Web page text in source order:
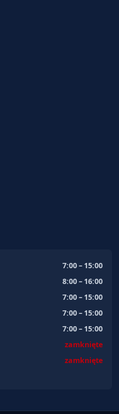
7:00 – 15:00
8:00 – 16:00
7:00 – 15:00
7:00 – 15:00
7:00 – 15:00
zamknięte
zamknięte